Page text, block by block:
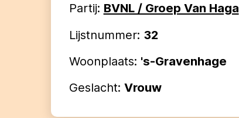
Partij: BVNL / Groep Van Haga
Lijstnummer: 32
Woonplaats: 's-Gravenhage
Geslacht: Vrouw